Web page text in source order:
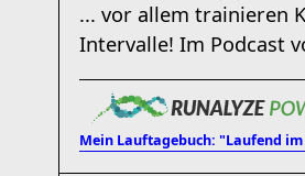
... vor allem trainieren
Intervalle! Im Podcast
Mein Lauftagebuch: "Laufend